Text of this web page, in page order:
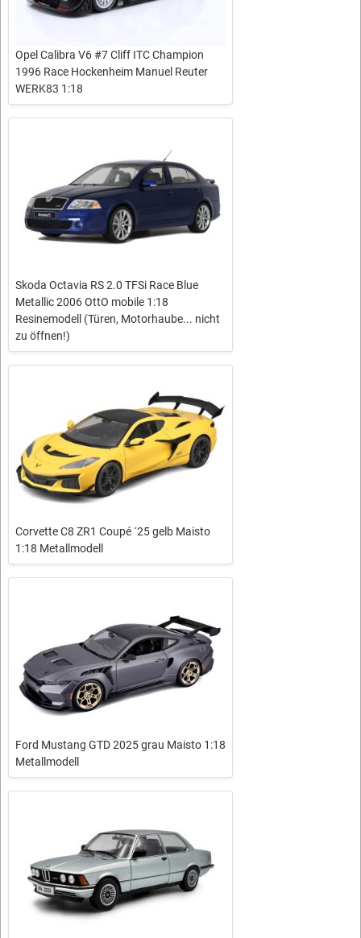
Opel Calibra V6 #7 Cliff ITC Champion
1996 Race Hockenheim Manuel Reuter
WERK83 1:18
Skoda Octavia RS 2.0 TFSi Race Blue
Metallic 2006 OttO mobile 1:18
Resinemodell (Türen, Motorhaube... nicht
zu öffnen!)
Corvette C8 ZR1 Coupé ´25 gelb Maisto
1:18 Metallmodell
Ford Mustang GTD 2025 grau Maisto 1:18
Metallmodell